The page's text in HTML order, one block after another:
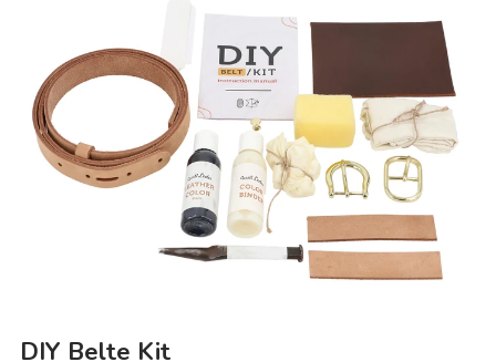
DIY Belte Kit